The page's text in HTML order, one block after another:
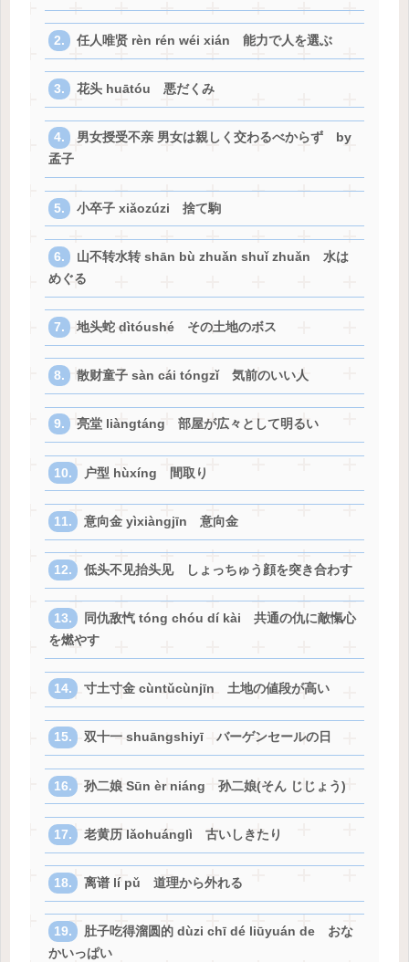
任人唯贤 rèn rén wéi xián 能力で人を選ぶ
花头 huātóu 悪だくみ
男女授受不亲 男女は親しく交わるべからず by
孟子
小卒子 xiǎozúzi 捨て駒
山不转水转 shān bù zhuǎn shuǐ zhuǎn 水は
めぐる
地头蛇 dìtóushé その土地のボス
散财童子 sàn cái tóngzǐ 気前のいい人
亮堂 liàngtáng 部屋が広々として明るい
户型 hùxíng 間取り
意向金 yìxiàngjīn 意向金
低头不见抬头见 しょっちゅう顔を突き合わす
同仇敌忾 tóng chóu dí kài 共通の仇に敵愾心
を燃やす
寸土寸金 cùntǔcùnjīn 土地の値段が高い
双十一 shuāngshiyī バーゲンセールの日
孙二娘 Sūn èr niáng 孙二娘(そん じじょう)
老黄历 lǎohuánglì 古いしきたり
离谱 lí pǔ 道理から外れる
肚子吃得溜圆的 dùzi chī dé liūyuán de おな
かいっぱい